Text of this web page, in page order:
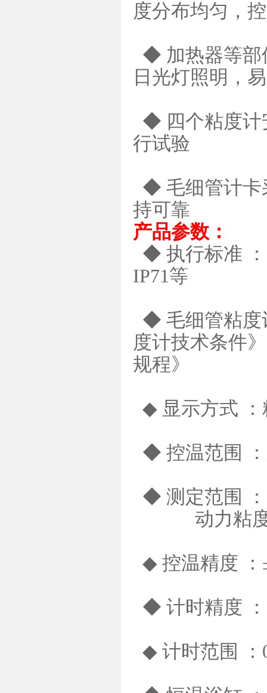
度分布均匀，
◆ 加热器等部
日光灯照明，
◆ 四个粘度计
行试验
◆ 毛细管计卡
持可靠
产品参数：
◆ 执行标准 ：
IP71等
◆ 毛细管粘度
度计技术条件
规程》
◆ 显示方式
◆ 控温范围
◆ 测定范围 ：
动力粘度测
◆ 控温精度
◆ 计时精度 ：
◆ 计时范围 ：